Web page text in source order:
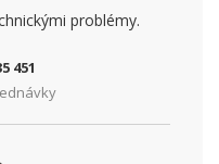
problémy.
451